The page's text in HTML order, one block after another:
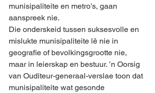
munisipaliteite en metro's, gaan
aanspreek nie.
Die onderskeid tussen suksesvolle en
mislukte munisipaliteite lê nie in
geografie of bevolkingsgrootte nie,
maar in leierskap en bestuur. ’n Oorsig
van Ouditeur-generaal-verslae toon dat
munisipaliteite wat gesonde